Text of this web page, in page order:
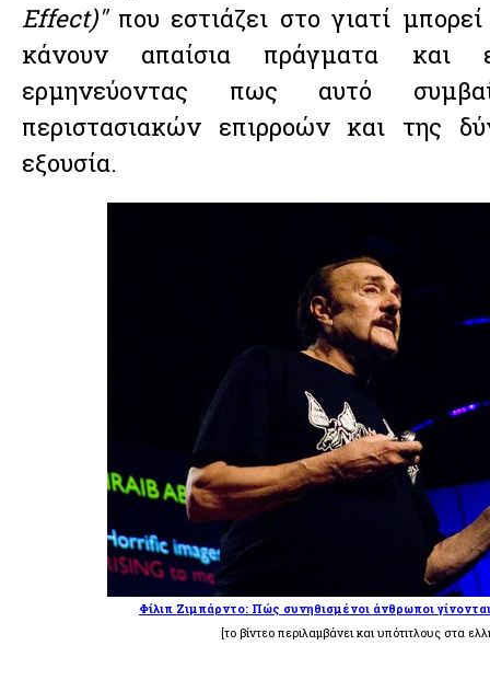
Effect)"που εστιάζει στο γιατί
κάνουν απαίσια πράγματα και
ερμηνεύοντας πως αυτό
περιστασιακών επιρροών και της
εξουσία.
Φίλιπ Ζιμπάρντο: Πώς συνηθισμένοι άνθρωποι
[το βίντεο περιλαμβάνει και υπότιτλους στα